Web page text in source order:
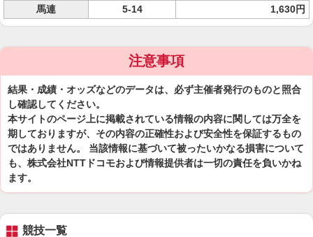
馬連
5-14 1,630円
注意事項
結果・成績・オッズなどのデータは、必ず主催者発行のものと照合
し確認してください。
本サイトのページ上に掲載されている情報の内容に関しては万全を
期しておりますが、その内容の正確性および安全性を保証するもの
ではありません。 当該情報に基づいて被ったいかなる損害について
も、株式会社NTTドコモおよび情報提供者は一切の責任を負いかね
ます。
競技一覧